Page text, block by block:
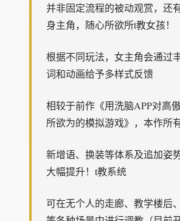
并非固定流程的被动观赏，还
身主角，随心所欲所t教女孩！
根据不同玩法，女主角会通过
词和动画给予多样式反馈
相较于前作《用洗脑APP对高
所欲为的模拟游戏》，本作所
新增语、换装等体系及追加姿
大幅提升！t教系统
可在无个人的走廊、教学楼后